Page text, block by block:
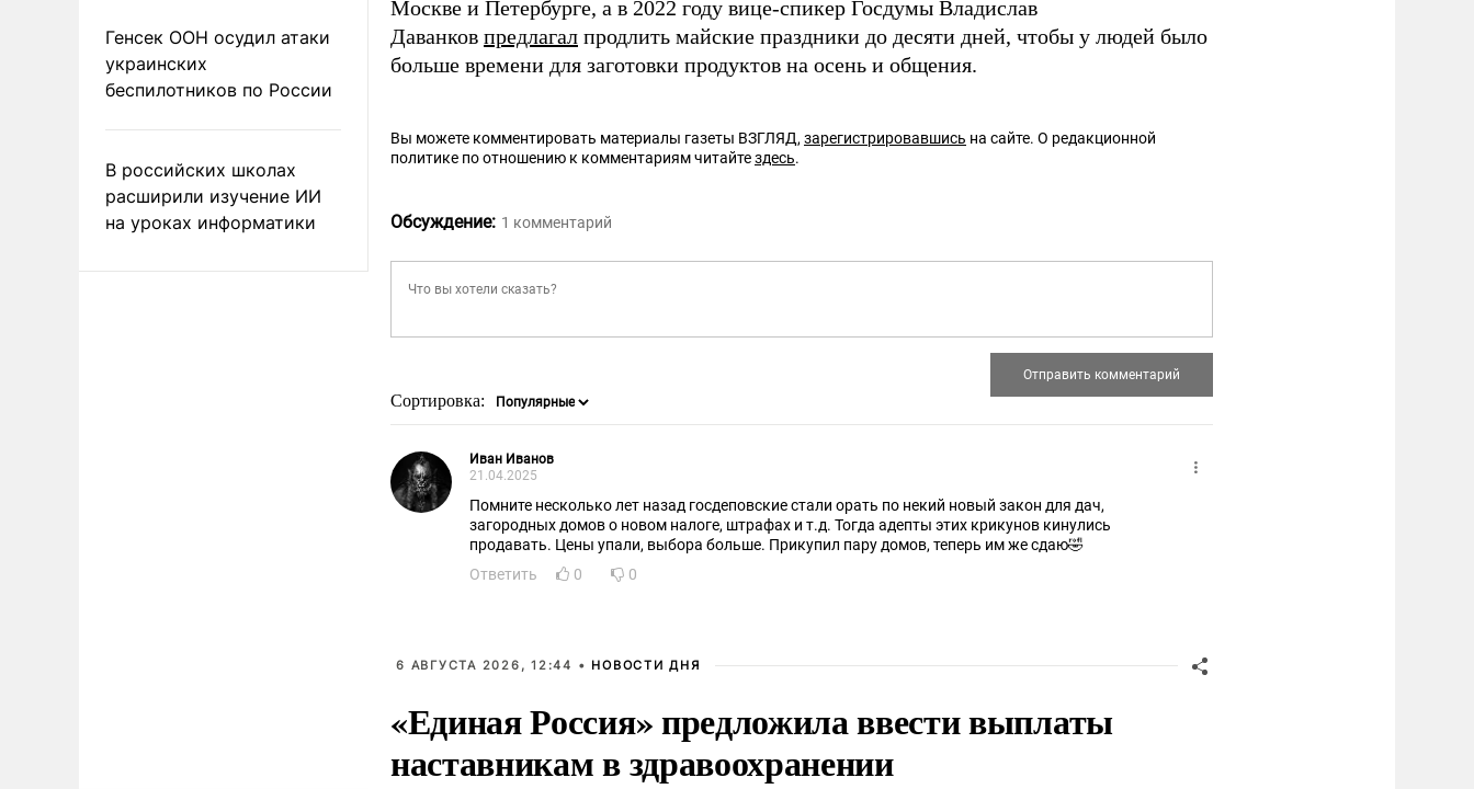
Генсек ООН осудил атаки
украинских
беспилотников по России
В российских школах
расширили изучение ИИ
на уроках информатики
Москве и Петербурге, а в 2022 году вице-спикер Госдумы Владислав
Даванков предлагал продлить майские праздники до десяти дней, чтобы у людей было
больше времени для заготовки продуктов на осень и общения.
Вы можете комментировать материалы газеты ВЗГЛЯД, зарегистрировавшись на сайте. О редакционной
политике по отношению к комментариям читайтездесь.
Обсуждение: 1 комментарий
Сортировка:
Иван Иванов
21.04.2025
Помните несколько лет назад госдеповские стали орать по некий новый закон для дач,
загородных домов о новом налоге, штрафах и т.д. Тогда адепты этих крикунов кинулись
продавать. Цены упали, выбора больше. Прикупил пару домов, теперь им же сдаю🤣
Ответить
0 0
6 АВГУСТА 2026, 12:44 • НОВОСТИ ДНЯ
«Единая Россия» предложила ввести выплаты
наставникам в здравоохранении